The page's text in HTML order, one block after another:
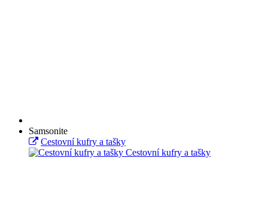
Samsonite
Cestovní kufry a tašky
Cestovní kufry a tašky